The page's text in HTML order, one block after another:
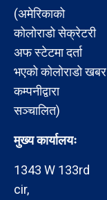
(अमेरिकाको
कोलोराडो सेक्रेटरी
अफ स्टेटमा दर्ता
भएको कोलोराडो खबर
कम्पनीद्वारा
सञ्चालित)
मुख्य कार्यालयः
1343 W 133rd
cir,